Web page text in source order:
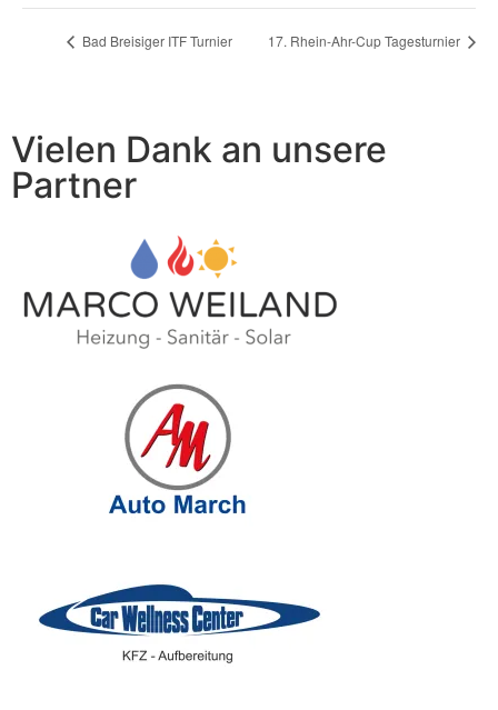
Bad Breisiger ITF Turnier 17. Rhein-Ahr-Cup Tagesturnier
Vielen Dank an unsere
Partner